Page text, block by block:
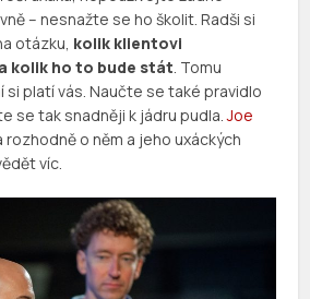
– nesnažte se ho školit. Radši si
otázku, kolik klientovi
kolik ho to bude stát . Tomu
platí vás. Naučte se také pravidlo
se tak snadněji k jádru pudla.Joe
rozhodně o něm a jeho uxáckých
víc.